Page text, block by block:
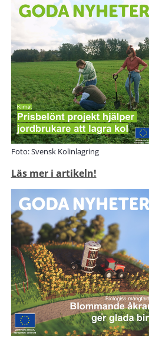
Foto: Svensk Kolinlagring
Läs mer i artikeln!